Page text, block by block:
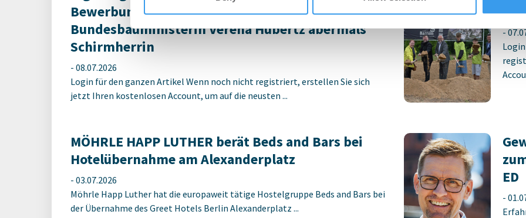
Bewerbung bis 2. August möglich –
Bundesbauministerin Verena Hubertz abermals
Schirmherrin
- 08.07.2026
Login für den ganzen Artikel Wenn noch nicht registriert, erstellen Sie sich
jetzt Ihren kostenlosen Account, um auf die neusten ...
-
MÖHRLE HAPP LUTHER berät Beds and Bars bei
Hotelübernahme am Alexanderplatz
- 03.07.2026
Möhrle Happ Luther hat die europaweit tätige Hostelgruppe Beds and Bars bei
der Übernahme des Greet Hotels Berlin Alexanderplatz ...
ED
-